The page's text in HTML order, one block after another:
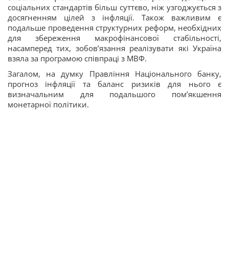
соціальних стандартів більш суттєво, ніж узгоджується з
досягненням цілей з інфляції. Також важливим є
подальше проведення структурних реформ, необхідних
для збереження макрофінансової стабільності,
насамперед тих, зобов’язання реалізувати які Україна
взяла за програмою співпраці з МВФ.
Загалом, на думку Правління Національного банку,
прогноз інфляції та баланс ризиків для нього є
визначальним для подальшого пом’якшення
монетарної політики.